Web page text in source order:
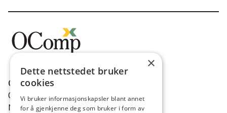
OComp AS
Gravdalsveien 262
N-5165 Laksevåg
×
Dette nettstedet bruker
cookies
Vi bruker informasjonskapsler blant annet
for å gjenkjenne deg som bruker i form av